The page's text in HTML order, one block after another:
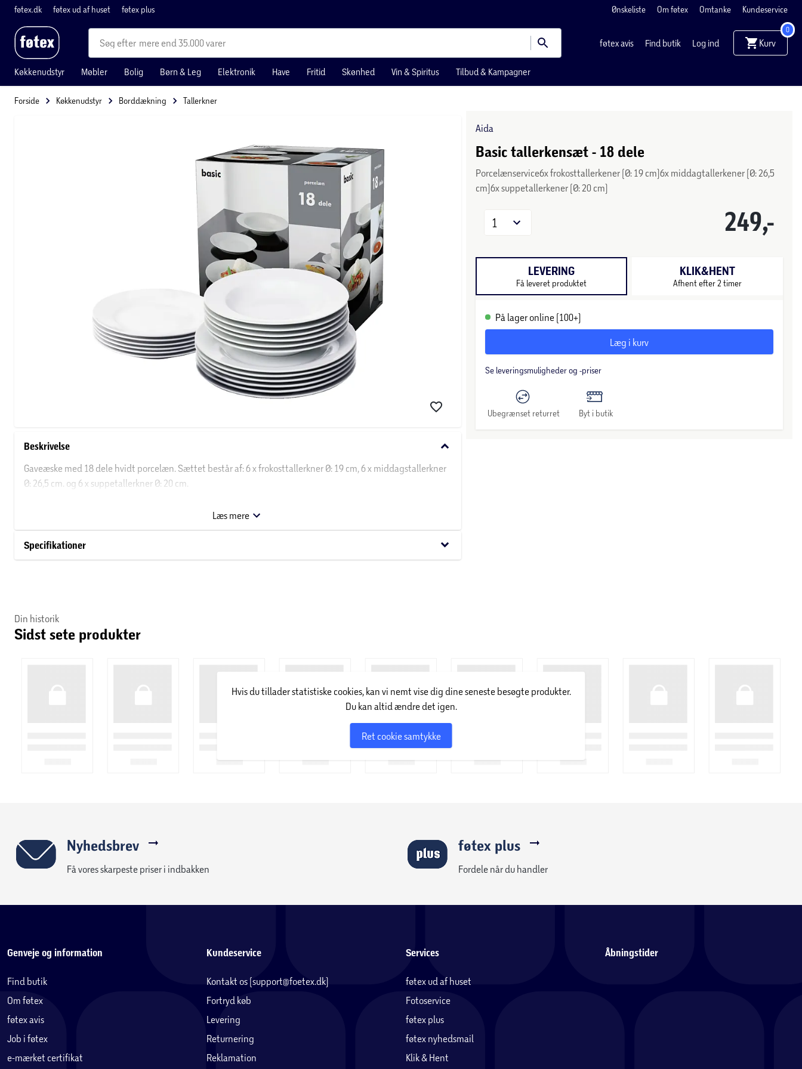
føtex.dk føtex ud af huset føtex plus Ønskeliste Om føtex Omtanke Kundeservice
mere end 35.000 varer føtex avis Find butik Log ind Kurv
0
Køkkenudstyr Møbler Bolig Børn & Leg Elektronik Have Fritid Skønhed Vin & Spiritus Tilbud & Kampagner
Forside Køkkenudstyr Borddækning Tallerkner
Beskrivelse keyboard_arrow_down
Gaveæske med 18 dele hvidt porcelæn. Sættet består af: 6 x frokosttallerkner Ø: 19 cm, 6 x middagstallerkner
Ø: 26,5 cm. og 6 x suppetallerkner Ø: 20 cm.
Kan suppleres med flere dele løst porcelæn incl krus i butikken.
Læs mere
Specifikationer keyboard_arrow_down
Aida
Basic tallerkensæt - 18 dele
Porcelænservice6x frokosttallerkener (Ø: 19 cm)6x middagtallerkener (Ø: 26,5
cm)6x suppetallerkener (Ø: 20 cm)
249,-
1
LEVERING
Få leveret produktet
KLIK&HENT
Afhent efter 2 timer
På lager online (100+)
Læg i kurv
Se leveringsmuligheder og -priser
Ubegrænset returret Byt i butik
Din historik
Sidst sete produkter
Hvis du tillader statistiske cookies, kan vi nemt vise dig dine seneste besøgte produkter.
Du kan altid ændre det igen.
Ret cookie samtykke
Nyhedsbrev
Få vores skarpeste priser i indbakken
føtex plus
Fordele når du handler
Genveje og information
Find butik
Om føtex
føtex avis
Job i føtex
e-mærket certifikat
Kundeservice
Kontakt os (support@foetex.dk)
Fortryd køb
Levering
Returnering
Reklamation
Services
føtex ud af huset
Fotoservice
føtex plus
føtex nyhedsmail
Klik & Hent
Åbningstider